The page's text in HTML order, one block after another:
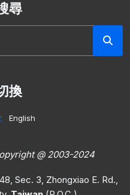
尋
換
English
@ 2003-2024
Sec. 3, Zhongxiao E. Rd.,